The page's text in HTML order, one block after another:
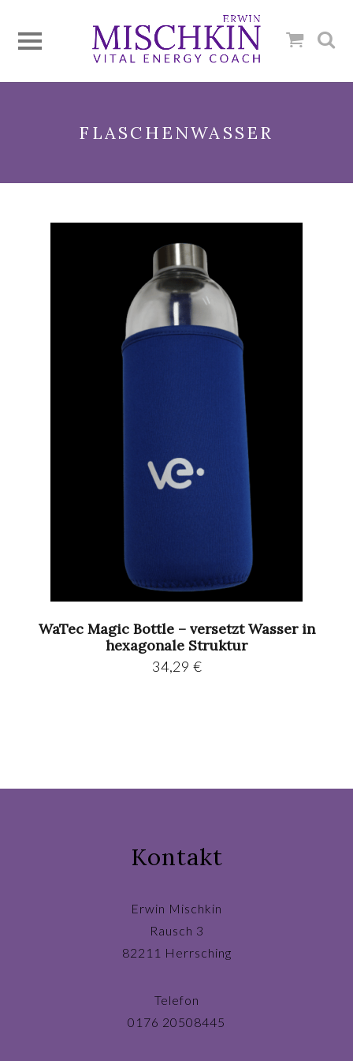
FLASCHENWASSER
WaTec Magic Bottle – versetzt Wasser in
hexagonale Struktur
34,29 €
Kontakt
Erwin Mischkin
Rausch 3
82211 Herrsching
Telefon
0176 20508445